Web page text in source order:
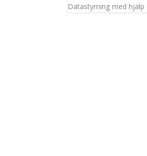
Datastyrning med